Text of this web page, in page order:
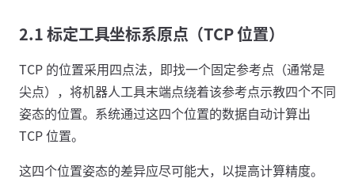
2.1 标定工具坐标系原点（TCP 位置）
TCP 的位置采用四点法，即找一个固定参考点（通常是
尖点），将机器人工具末端点绕着该参考点示教四个不同
姿态的位置。系统通过这四个位置的数据自动计算出
TCP 位置。
这四个位置姿态的差异应尽可能大，以提高计算精度。